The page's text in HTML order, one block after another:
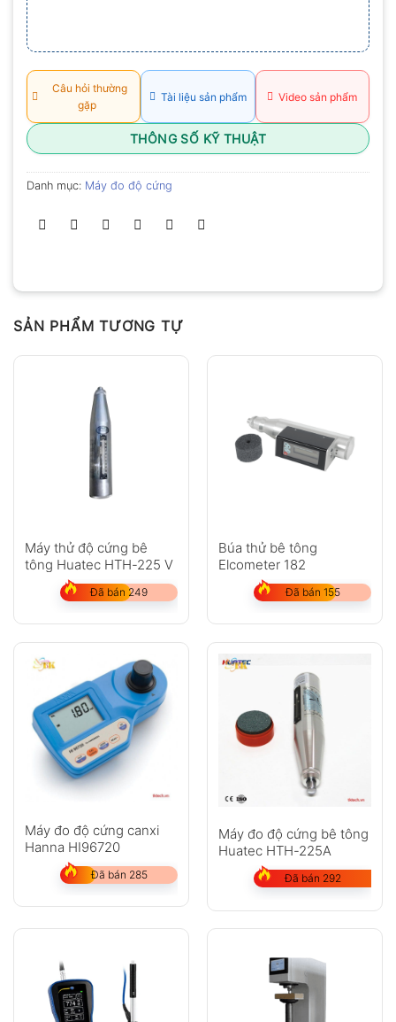
Câu hỏi thường
gặp
Tài liệu sản phẩm Video sản phẩm
THÔNG SỐ KỸ THUẬT
Danh mục: Máy đo độ cứng
SẢN PHẨM TƯƠNG TỰ
Máy thử độ cứng bê
tông Huatec HTH-225 V
Đã bán 249
Búa thử bê tông
Elcometer 182
Đã bán 155
Máy đo độ cứng canxi
Hanna HI96720
Đã bán 285
Máy đo độ cứng bê tông
Huatec HTH-225A
Đã bán 292